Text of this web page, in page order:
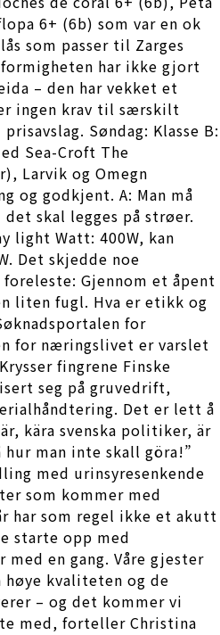
6+ (6b) som var en ok
som passer til Zarges
har ikke gjort
– den har vekket et
ingen krav til særskilt
Søndag: Klasse B:
Sea-Croft The
Larvik og Omegn
og godkjent. A: Man må
skal legges på strøer.
light Watt: 400W, kan
Det skjedde noe
Gjennom et åpent
liten fugl. Hva er etikk og
for
for næringslivet er varslet
fingrene Finske
seg på gruvedrift,
Det er lett å
kära svenska politiker, är
man inte skall göra!”
med urinsyresenkende
som kommer med
har som regel ikke et akutt
starte opp med
en gang. Våre gjester
kvaliteten og de
– og det kommer vi
med, forteller Christina